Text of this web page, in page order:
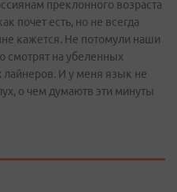
преклонного возраста
почет есть, но не всегда
кажется. Не потомули наши
смотрят на убеленных
И у меня язык не
о чем думаютв эти минуты